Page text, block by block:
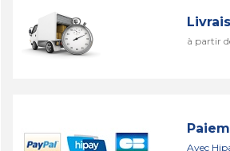
à partir
Avec